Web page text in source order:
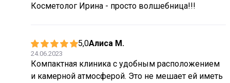
Косметолог Ирина - просто волшебница!!!
5,0Алиса М.
24.06.2023
Компактная клиника с удобным расположением
и камерной атмосферой. Это не мешает ей иметь